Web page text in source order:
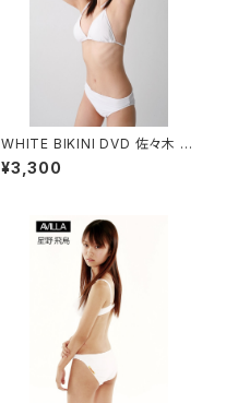
WHITE BIKINI DVD 佐々木 梨
絵
¥3,300